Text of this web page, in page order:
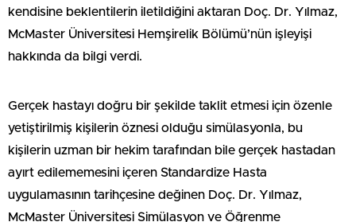
kendisine beklentilerin iletildiğini aktaran Doç. Dr. Yılmaz,
McMaster Üniversitesi Hemşirelik Bölümü’nün işleyişi
hakkında da bilgi verdi.
Gerçek hastayı doğru bir şekilde taklit etmesi için özenle
yetiştirilmiş kişilerin öznesi olduğu simülasyonla, bu
kişilerin uzman bir hekim tarafından bile gerçek hastadan
ayırt edilememesini içeren Standardize Hasta
uygulamasının tarihçesine değinen Doç. Dr. Yılmaz,
McMaster Üniversitesi Simülasyon ve Öğrenme